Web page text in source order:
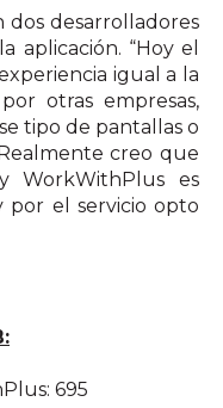
desarrolladores
aplicación. “Hoy el
igual a la
otras empresas,
tipo de pantallas o
creo que
WorkWithPlus es
por el servicio opto
695